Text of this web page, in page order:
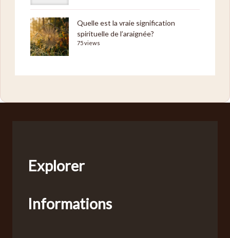
Quelle est la vraie signification
spirituelle de l’araignée?
75 views
Explorer
Informations